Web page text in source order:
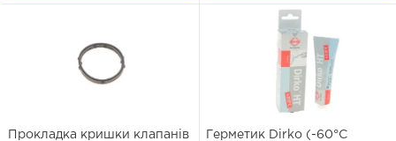
Прокладка кришки клапанів
Герметик Dirko (-60°C